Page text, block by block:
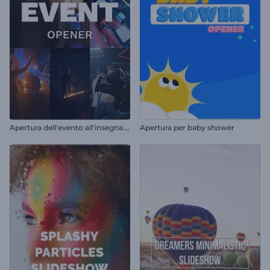
A
pertura dell'evento all'insegna dell'allegria Apertura per baby shower